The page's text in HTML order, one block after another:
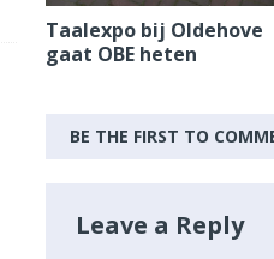
Taalexpo bij Oldehove
gaat OBE heten
BE THE FIRST TO
Leave a Reply